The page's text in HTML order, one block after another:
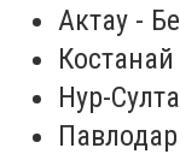
Актау -
Нур-